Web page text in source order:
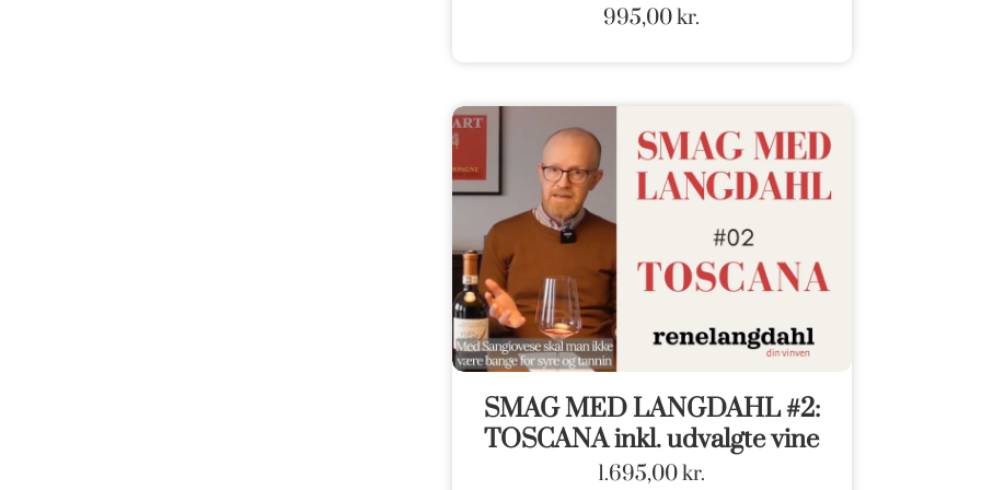
995,00kr.
SMAG MED LANGDAHL #2:
TOSCANA inkl. udvalgte vine
1.695,00kr.